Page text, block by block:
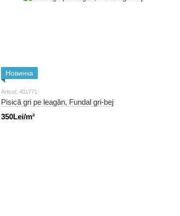
Новинка
Articol: 401771
Pisică gri pe leagăn, Fundal gri-bej
350Lei/m²